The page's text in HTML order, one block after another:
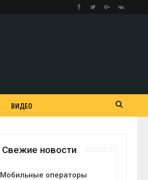
ВИДЕО
Свежие новости
Мобильные операторы